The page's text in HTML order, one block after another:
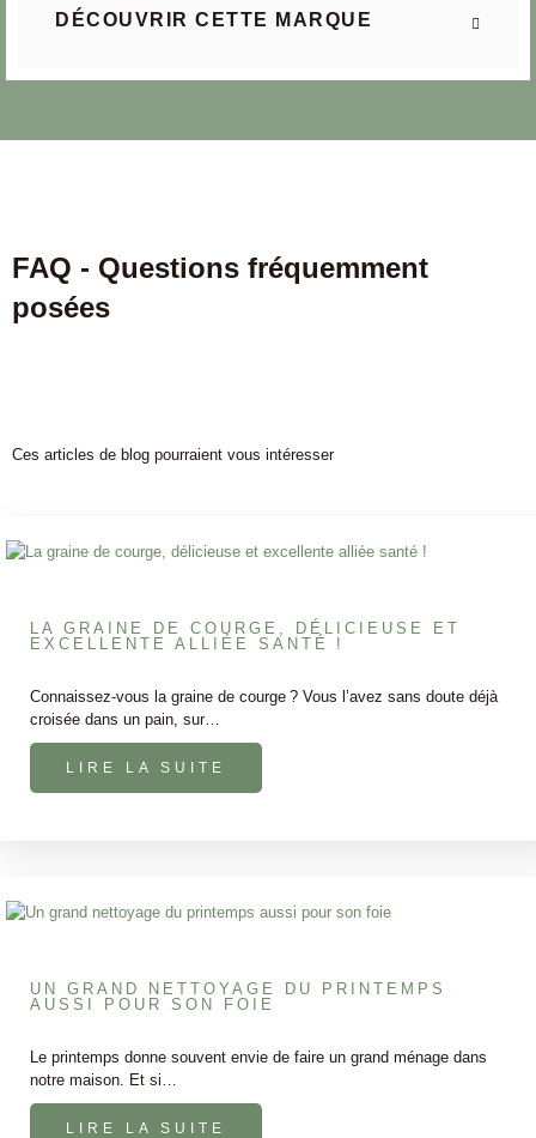
DÉCOUVRIR CETTE MARQUE
FAQ - Questions fréquemment
posées
Ces articles de blog pourraient vous intéresser
LA GRAINE DE COURGE, DÉLICIEUSE ET
EXCELLENTE ALLIÉE SANTÉ !
Connaissez-vous la graine de courge ? Vous l’avez sans doute déjà
croisée dans un pain, sur…
LIRE LA SUITE
UN GRAND NETTOYAGE DU PRINTEMPS
AUSSI POUR SON FOIE
Le printemps donne souvent envie de faire un grand ménage dans
notre maison. Et si…
LIRE LA SUITE